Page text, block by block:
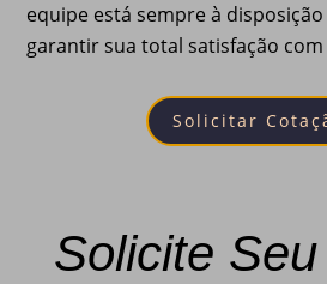
equipe está sempre à
garantir sua total satisfação
Solicitar
Solicite Seu